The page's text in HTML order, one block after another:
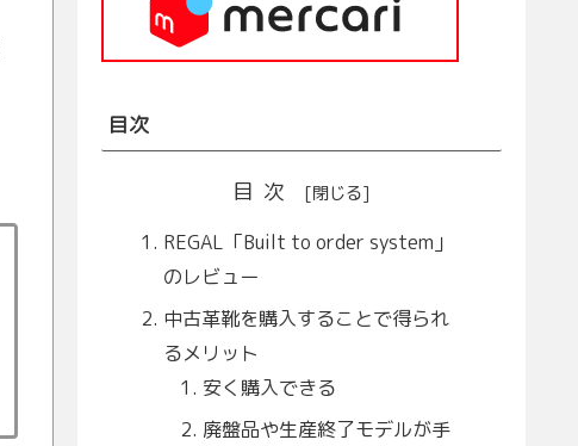
目次
目次
REGAL「Built to order system」
のレビュー
中古革靴を購入することで得られ
るメリット
安く購入できる
廃盤品や生産終了モデルが手